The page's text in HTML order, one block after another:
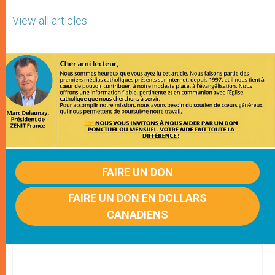
View all articles
FAIRE UN DON
FAIRE UN DON EN DOLLARS
CANADIENS